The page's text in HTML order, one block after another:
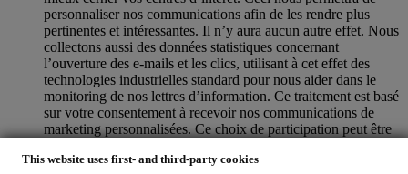
This website uses first- and third-party cookies
personnaliser nos communications afin de les rendre plus
pertinentes et intéressantes. Il n’y aura aucun autre effet. Nous
collectons aussi des données statistiques concernant
l’ouverture des e-mails et les clics, utilisant à cet effet des
technologies industrielles standard pour nous aider dans le
monitoring de nos lettres d’information. Ce traitement est basé
sur votre consentement à recevoir nos communications de
marketing personnalisées. Ce choix de participation peut être
cochant la case appropriée.